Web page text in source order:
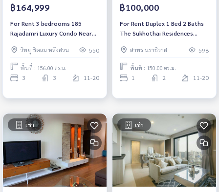
฿164,999
For Rent 3 bedrooms 185
Rajadamri Luxury Condo Near
furnished Ready to move in
วิทยุ ชิดลม หลังสวน 550
พื้นที่ : 156.00 ตร.ม.
3 3 11-20
฿100,000
For Rent Duplex 1 Bed 2 Baths
The Sukhothai Residences
BTS Saladaeng Fully furnished
Ready to move in
สาทร นราธิวาส 598
พื้นที่ : 150.00 ตร.ม.
1 2 11-20
เช่า เช่า